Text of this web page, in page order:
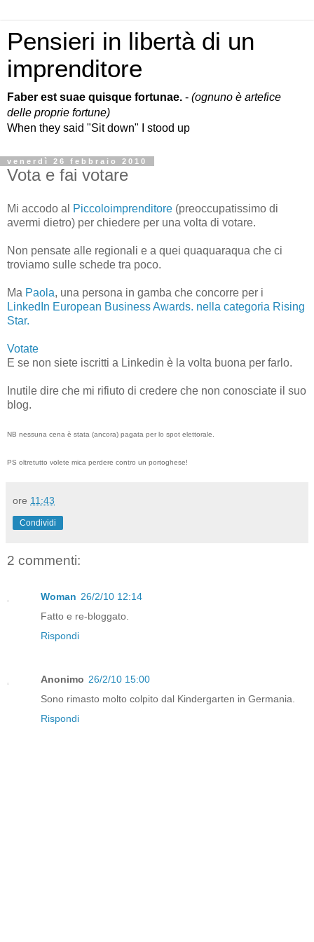
Pensieri in libertà di un
imprenditore
Faber est suae quisque fortunae. - (ognuno è artefice
delle proprie fortune)
When they said "Sit down" I stood up
venerdì 26 febbraio 2010
Vota e fai votare
Mi accodo al Piccoloimprenditore (preoccupatissimo di
avermi dietro) per chiedere per una volta di votare.
Non pensate alle regionali e a quei quaquaraqua che ci
troviamo sulle schede tra poco.
Ma Paola, una persona in gamba che concorre per i
LinkedIn European Business Awards. nella categoria Rising
Star.
Votate
E se non siete iscritti a Linkedin è la volta buona per farlo.
Inutile dire che mi rifiuto di credere che non conosciate il suo
blog.
NB nessuna cena è stata (ancora) pagata per lo spot elettorale.
PS oltretutto volete mica perdere contro un portoghese!
ore 11:43
Condividi
2 commenti:
Woman 26/2/10 12:14
Fatto e re-bloggato.
Rispondi
Anonimo 26/2/10 15:00
Sono rimasto molto colpito dal Kindergarten in Germania.
Rispondi